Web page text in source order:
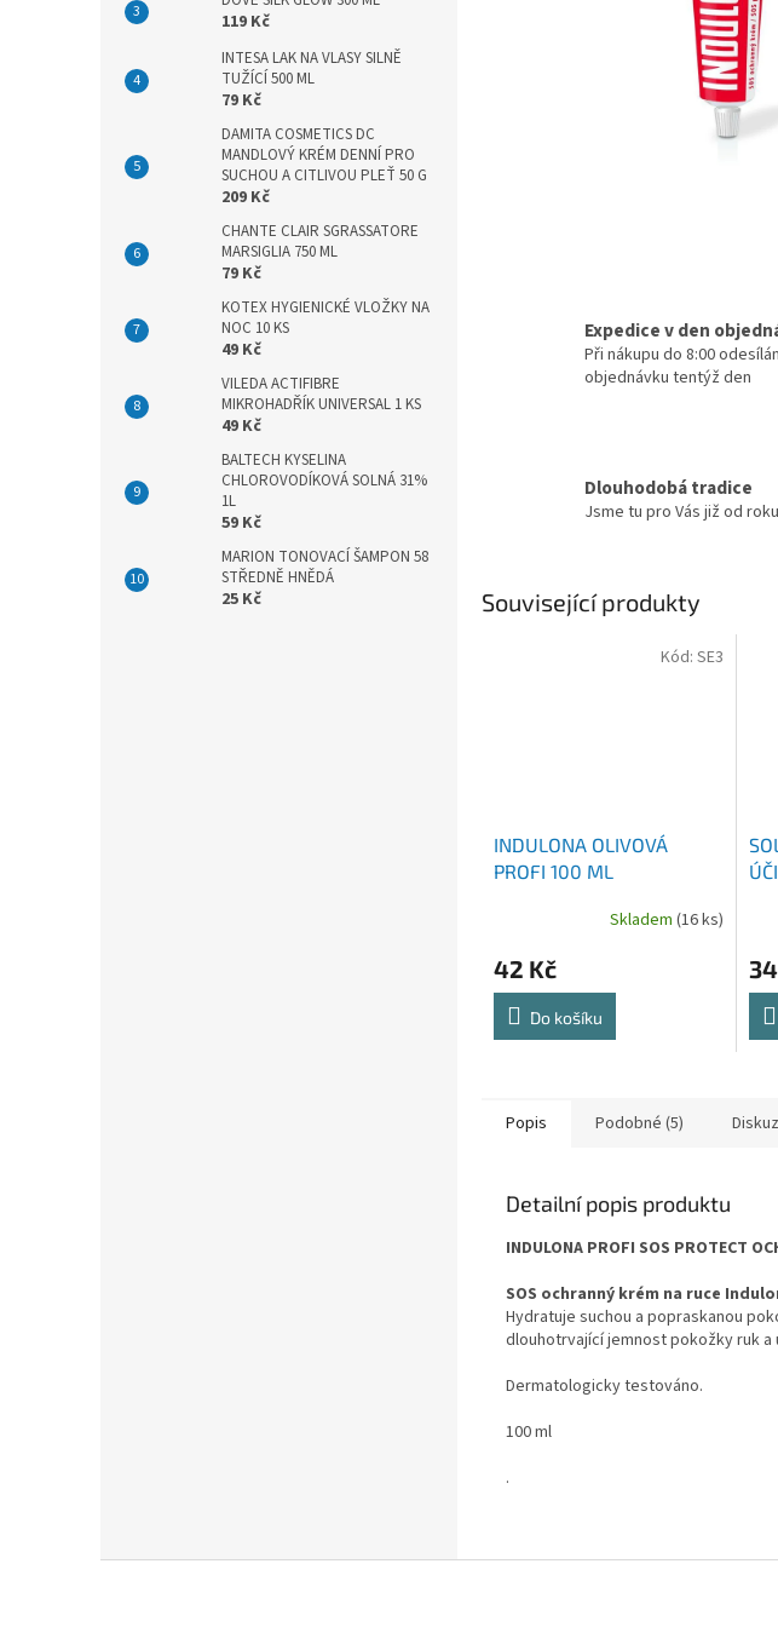
119 Kč
INTESA LAK NA VLASY SILNĚ
TUŽÍCÍ 500 ML
79 Kč
DAMITA COSMETICS DC
MANDLOVÝ KRÉM DENNÍ PRO
SUCHOU A CITLIVOU PLEŤ 50 G
209 Kč
CHANTE CLAIR SGRASSATORE
MARSIGLIA 750 ML
79 Kč
KOTEX HYGIENICKÉ VLOŽKY NA
NOC 10 KS
49 Kč
VILEDA ACTIFIBRE
MIKROHADŘÍK UNIVERSAL 1 KS
49 Kč
BALTECH KYSELINA
CHLOROVODÍKOVÁ SOLNÁ 31%
1L
59 Kč
MARION TONOVACÍ ŠAMPON 58
STŘEDNĚ HNĚDÁ
25 Kč
Expedice v den
Při nákupu do 8:00
objednávku tentýž den
Dlouhodobá tradice
Jsme tu pro Vás již od
Související produkty
INDULONA OLIVOVÁ
PROFI 100 ML
Skladem (16 ks)
42 Kč
Do košíku
Kód: SE3
Popis Podobné (5)
Detailní popis produktu
INDULONA PROFI SOS PROTECT
SOS ochranný krém na ruce
Hydratuje suchou a popraskanou
dlouhotrvající jemnost pokožky ruk
Dermatologicky testováno.
100 ml
.